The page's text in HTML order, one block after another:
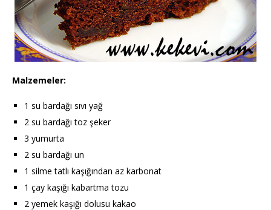
Malzemeler:
1 su bardağı sıvı yağ
2 su bardağı toz şeker
3 yumurta
2 su bardağı un
1 silme tatlı kaşığından az karbonat
1 çay kaşığı kabartma tozu
2 yemek kaşığı dolusu kakao